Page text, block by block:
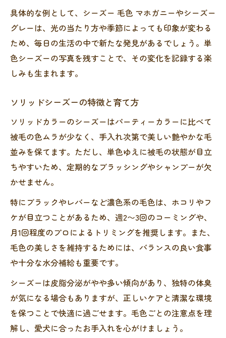
具体的な例として、シーズー 毛色 マホガニーやシーズー
グレーは、光の当たり方や季節によっても印象が変わる
ため、毎日の生活の中で新たな発見があるでしょう。単
色シーズーの写真を残すことで、その変化を記録する楽
しみも生まれます。
ソリッドシーズーの特徴と育て方
ソリッドカラーのシーズーはパーティーカラーに比べて
被毛の色ムラが少なく、手入れ次第で美しい艶やかな毛
並みを保てます。ただし、単色ゆえに被毛の状態が目立
ちやすいため、定期的なブラッシングやシャンプーが欠
かせません。
特にブラックやレバーなど濃色系の毛色は、ホコリやフ
ケが目立つことがあるため、週2〜3回のコーミングや、
月1回程度のプロによるトリミングを推奨します。また、
毛色の美しさを維持するためには、バランスの良い食事
や十分な水分補給も重要です。
シーズーは皮脂分泌がやや多い傾向があり、独特の体臭
が気になる場合もありますが、正しいケアと清潔な環境
を保つことで快適に過ごせます。毛色ごとの注意点を理
解し、愛犬に合ったお手入れを心がけましょう。